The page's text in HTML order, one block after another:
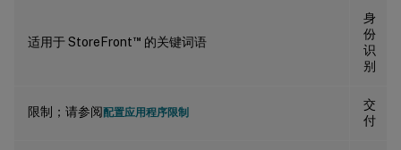
适用于 StoreFront™ 的关键词语
身
份
识
别
限制；请参阅配置应用程序限制
交
付